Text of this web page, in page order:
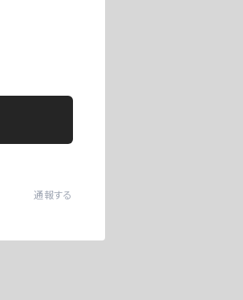
通報する